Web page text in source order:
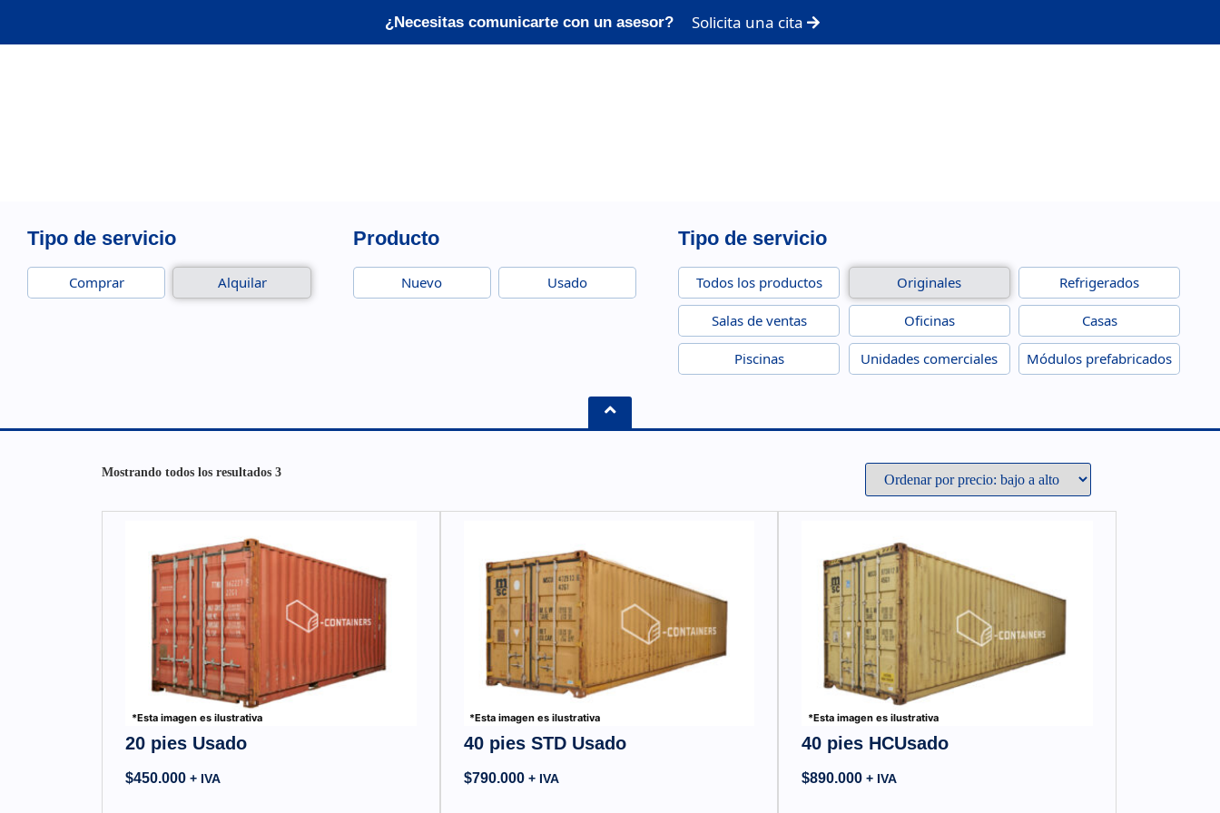
¿Necesitas comunicarte con un asesor? Solicita una cita
Tipo de servicio
Comprar Alquilar
Producto
Nuevo Usado
Tipo de servicio
Todos los productos
Salas de ventas
Piscinas
Originales
Oficinas
Unidades comerciales
Refrigerados
Casas
Módulos prefabricados
Mostrando todos los resultados 3
*Esta imagen es ilustrativa
20 pies Usado
$450.000 + IVA
*Esta imagen es ilustrativa
40 pies STD Usado
$790.000 + IVA
*Esta imagen es ilustrativa
40 pies HCUsado
$890.000 + IVA